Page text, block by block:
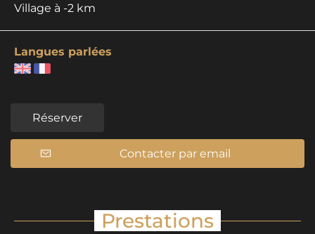
Village à -2 km
Langues parlées
Réserver
Contacter par email
Prestations